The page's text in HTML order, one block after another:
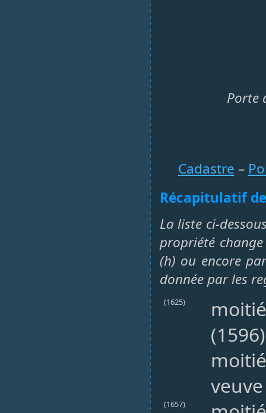
Porte
Cadastre –
Récapitulatif
La liste ci-
propriété
(h) ou encore
donnée par les
(1625)
(1657)